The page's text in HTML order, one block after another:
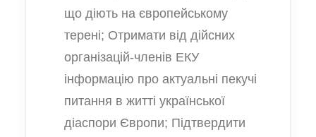
що діють на європейському
терені; Отримати від дійсних
організацій-членів ЕКУ
інформацію про актуальні пекучі
питання в житті української
діаспори Європи; Підтвердити